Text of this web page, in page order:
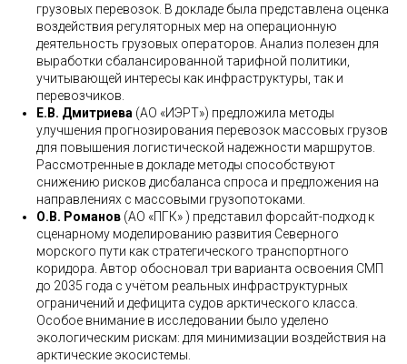
грузовых перевозок. В докладе была представлена оценка
воздействия регуляторных мер на операционную
деятельность грузовых операторов. Анализ полезен для
выработки сбалансированной тарифной политики,
учитывающей интересы как инфраструктуры, так и
перевозчиков.
Е.В. Дмитриева (АО «ИЭРТ») предложила методы
улучшения прогнозирования перевозок массовых грузов
для повышения логистической надежности маршрутов.
Рассмотренные в докладе методы способствуют
снижению рисков дисбаланса спроса и предложения на
направлениях с массовыми грузопотоками.
О.В. Романов (АО «ПГК» ) представил форсайт-подход к
сценарному моделированию развития Северного
морского пути как стратегического транспортного
коридора. Автор обосновал три варианта освоения СМП
до 2035 года с учётом реальных инфраструктурных
ограничений и дефицита судов арктического класса.
Особое внимание в исследовании было уделено
экологическим рискам: для минимизации воздействия на
арктические экосистемы.